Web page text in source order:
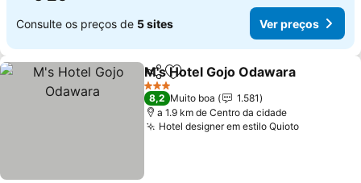
Consulte os preços de 5 sites Ver preços
PartilharAdicionar aos favoritos
M's Hotel Gojo Odawara
3 Estrelas
8,2 Muito boa
1.581
a 1.9 km de Centro da cidade
Hotel designer em estilo QuiotoVer